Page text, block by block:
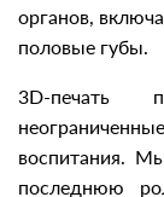
органов,
половые губы.
3D-печать
воспитания.
последнюю